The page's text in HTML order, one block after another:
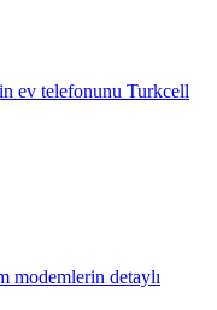
ev telefonunu Turkcell
modemlerin detaylı